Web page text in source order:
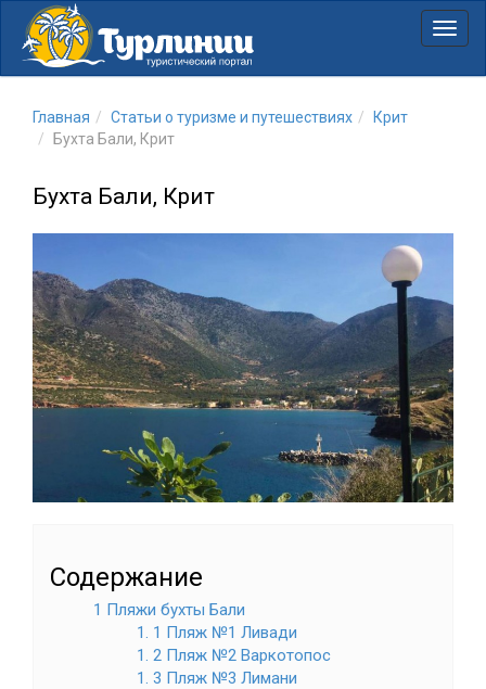
Главная Статьи о туризме и путешествиях
Крит
Бухта Бали, Крит
Бухта Бали, Крит
Содержание
1 Пляжи бухты Бали
1. 1 Пляж №1 Ливади
1. 2 Пляж №2 Варкотопос
1. 3 Пляж №3 Лимани